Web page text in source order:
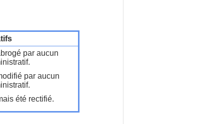
par aucun
par aucun
été rectifié.